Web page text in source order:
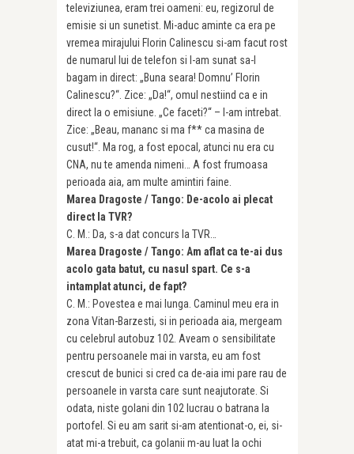
televiziunea, eram trei oameni: eu, regizorul de
emisie si un sunetist. Mi-aduc aminte ca era pe
vremea mirajului Florin Calinescu si-am facut rost
de numarul lui de telefon si l-am sunat sa-l
bagam in direct: „Buna seara! Domnu’ Florin
Calinescu?“. Zice: „Da!“, omul nestiind ca e in
direct la o emisiune. „Ce faceti?“ – l-am intrebat.
Zice: „Beau, mananc si ma f** ca masina de
cusut!“. Ma rog, a fost epocal, atunci nu era cu
CNA, nu te amenda nimeni… A fost frumoasa
perioada aia, am multe amintiri faine.
Marea Dragoste / Tango: De-acolo ai plecat
direct la TVR?
C. M.: Da, s-a dat concurs la TVR…
Marea Dragoste / Tango: Am aflat ca te-ai dus
acolo gata batut, cu nasul spart. Ce s-a
intamplat atunci, de fapt?
C. M.: Povestea e mai lunga. Caminul meu era in
zona Vitan-Barzesti, si in perioada aia, mergeam
cu celebrul autobuz 102. Aveam o sensibilitate
pentru persoanele mai in varsta, eu am fost
crescut de bunici si cred ca de-aia imi pare rau de
persoanele in varsta care sunt neajutorate. Si
odata, niste golani din 102 lucrau o batrana la
portofel. Si eu am sarit si-am atentionat-o, ei, si-
atat mi-a trebuit, ca golanii m-au luat la ochi